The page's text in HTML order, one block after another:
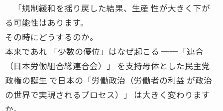
「規制緩和を揺り戻した結果、生産 性が大きく下が
る可能性はあります。
その時にどうするのか。
本来であれ 「少数の優位」はなぜ起こる ──「連合
（日本労働組合総連合会）」 を支持母体とした民主党
政権の誕生 で日本の「労働政治（労働者の利益 が政治
の世界で実現されるプロセス）」 は大きく変わります